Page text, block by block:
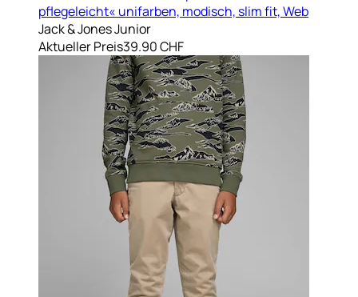
pflegeleicht« unifarben, modisch, slim fit, Web
Jack & Jones Junior
Aktueller Preis39.90 CHF